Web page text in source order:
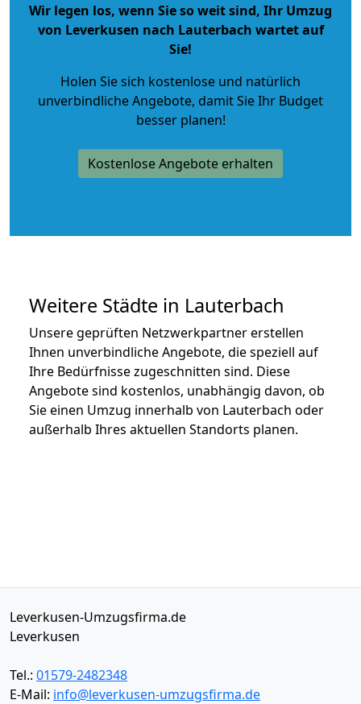
Wir legen los, wenn Sie so weit sind, Ihr Umzug
von Leverkusen nach Lauterbach wartet auf
Sie!
Holen Sie sich kostenlose und natürlich
unverbindliche Angebote, damit Sie Ihr Budget
besser planen!
Kostenlose Angebote erhalten
Weitere Städte in Lauterbach
Unsere geprüften Netzwerkpartner erstellen
Ihnen unverbindliche Angebote, die speziell auf
Ihre Bedürfnisse zugeschnitten sind. Diese
Angebote sind kostenlos, unabhängig davon, ob
Sie einen Umzug innerhalb von Lauterbach oder
außerhalb Ihres aktuellen Standorts planen.
Leverkusen-Umzugsfirma.de
Leverkusen
Tel.: 01579-2482348
E-Mail: info@leverkusen-umzugsfirma.de